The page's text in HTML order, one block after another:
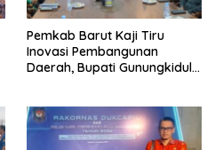
Pemkab Barut Kaji Tiru
Inovasi Pembangunan
Daerah, Bupati Gunungkidul
Lokal dan Pelestarian
Lingkungan